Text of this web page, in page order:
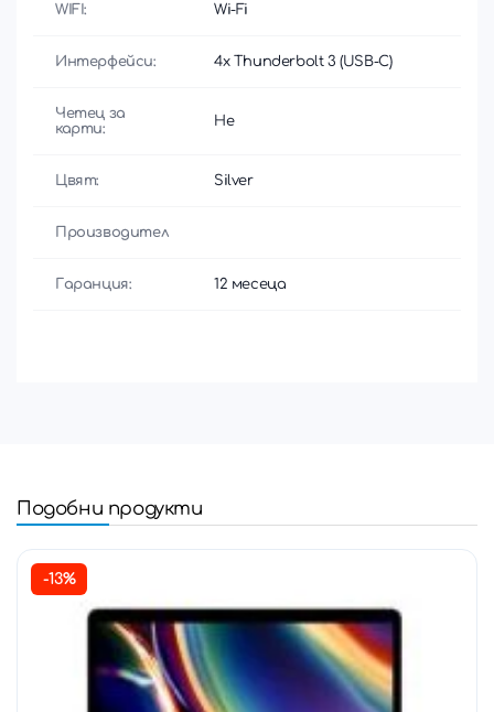
WIFI: Wi-Fi
Интерфейси: 4x Thunderbolt 3 (USB-C)
Четец за
карти:
Не
Цвят: Silver
Производител
Гаранция: 12 месеца
Подобни продукти
-13%